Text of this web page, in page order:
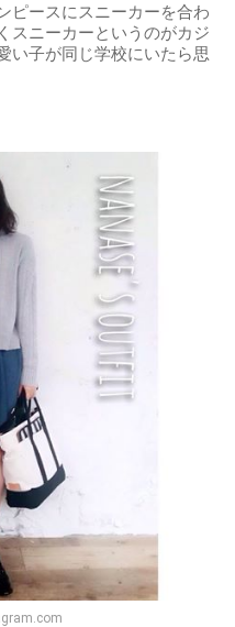
ピースにスニーカーを合わ
スニーカーというのがカジ
い子が同じ学校にいたら思